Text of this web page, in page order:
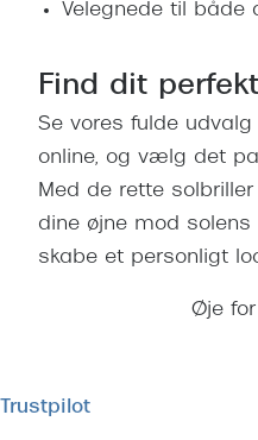
Velegnede til både
Find dit
Se vores fulde
online, og vælg det
Med de rette
dine øjne mod
skabe et personligt
Øje
Trustpilot